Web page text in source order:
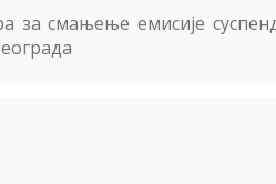
за смањење емисије